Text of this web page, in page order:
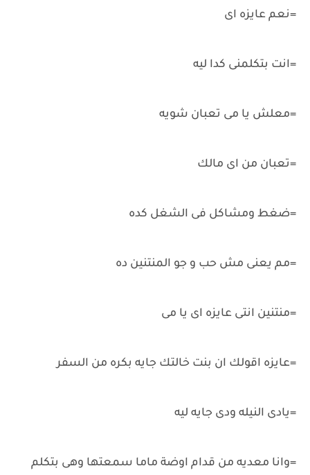
=نعم عايزه اى
=انت بتكلمنى كدا ليه
=معلش يا مى تعبان شويه
=تعبان من اى مالك
=ضغط ومشاكل فى الشغل كده
=مم يعنى مش حب و جو المنتنين ده
=منتنين انتى عايزه اى يا مى
=عايزه اقولك ان بنت خالتك جايه بكره من السفر
=يادى النيله ودى جايه ليه
=وانا معديه من قدام اوضة ماما سمعتها وهى بتكلم